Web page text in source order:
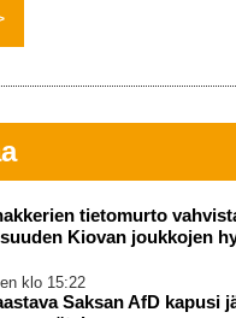
tietomurto
Kiovan joukkojen
klo 15:22
Saksan AfD kapusi